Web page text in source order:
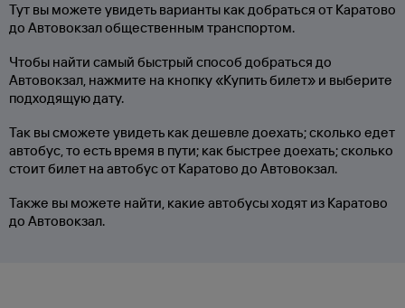
Тут вы можете увидеть варианты как добраться от Каратово
до Автовокзал общественным транспортом.
Чтобы найти самый быстрый способ добраться до
Автовокзал, нажмите на кнопку «Купить билет» и выберите
подходящую дату.
Так вы сможете увидеть как дешевле доехать; сколько едет
автобус, то есть время в пути; как быстрее доехать; сколько
стоит билет на автобус от Каратово до Автовокзал.
Также вы можете найти, какие автобусы ходят из Каратово
до Автовокзал.